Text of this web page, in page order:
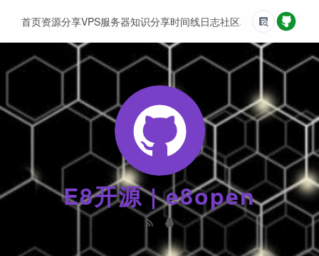
E8开源 | e8open
首页资源分享VPS服务器知识分享时间线日志社区友情链接